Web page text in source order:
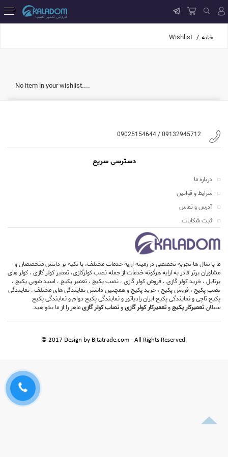
خانه Wishlist
No item in your wishlist....
09132945712 / 09025154644
دسترسی سریع
درباره ما
شرایط و قوانین
آدرس و تماس
ثبت شکایات
ما با سال ها تجربه تخصصی در زمینه ارایه خدمات مختلف، با تکیه بر دانش متخصصان و
مشاوران برتر قادر به ارایه هرگونه خدمات از جمله نصب کولرگازی، تعمیر کولر گازی ، کولر های
پرتابل ، خرید کولر گازی ، فروش کولر گازی ، نصب پکیج ، تعمیر پکیج ، اسید شویی پکیج ،
نصب پکیج ، فروش پکیج ، خرید پکیج و همچنین داشتن نمایندگی های مختلف : نمایندگی
پکیج تاچی و نمایندگی پکیج ایران رادیاتور و نمایندگی پکیج دوام و نمایندگی پکیج
سبلان.تعمیرکار پکیجوتعمیرکار کولر گازیونصاب کولر گازیماهر را از ما بخواهید.
© 2017 Design by Bitatrade.com - All Rights Reserved.